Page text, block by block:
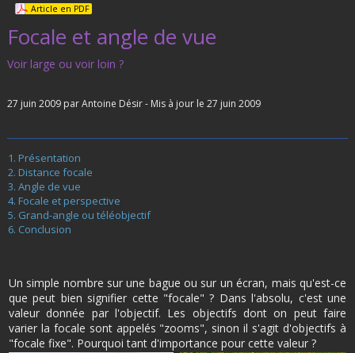
Article en PDF
Focale et angle de vue
Voir large ou voir loin ?
27 juin 2009 par Antoine Désir - Mis à jour le 27 juin 2009
Présentation
Distance focale
Angle de vue
Focale et perspective
Grand-angle ou téléobjectif
Conclusion
Un simple nombre sur une bague ou sur un écran, mais qu'est-ce
que peut bien signifier cette "focale" ? Dans l'absolu, c'est une
valeur donnée par l'objectif. Les objectifs dont on peut faire
varier la focale sont appelés "zooms", sinon il s'agit d'objectifs à
"focale fixe". Pourquoi tant d'importance pour cette valeur ?